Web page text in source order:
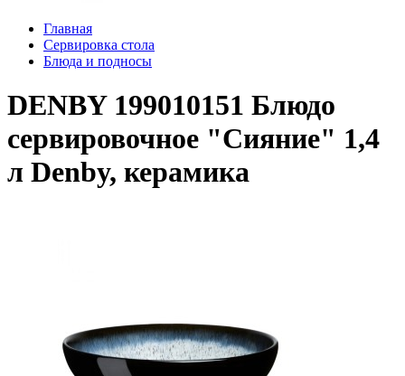
Главная
Сервировка стола
Блюда и подносы
DENBY 199010151 Блюдо
сервировочное "Сияние" 1,4
л Denby, керамика